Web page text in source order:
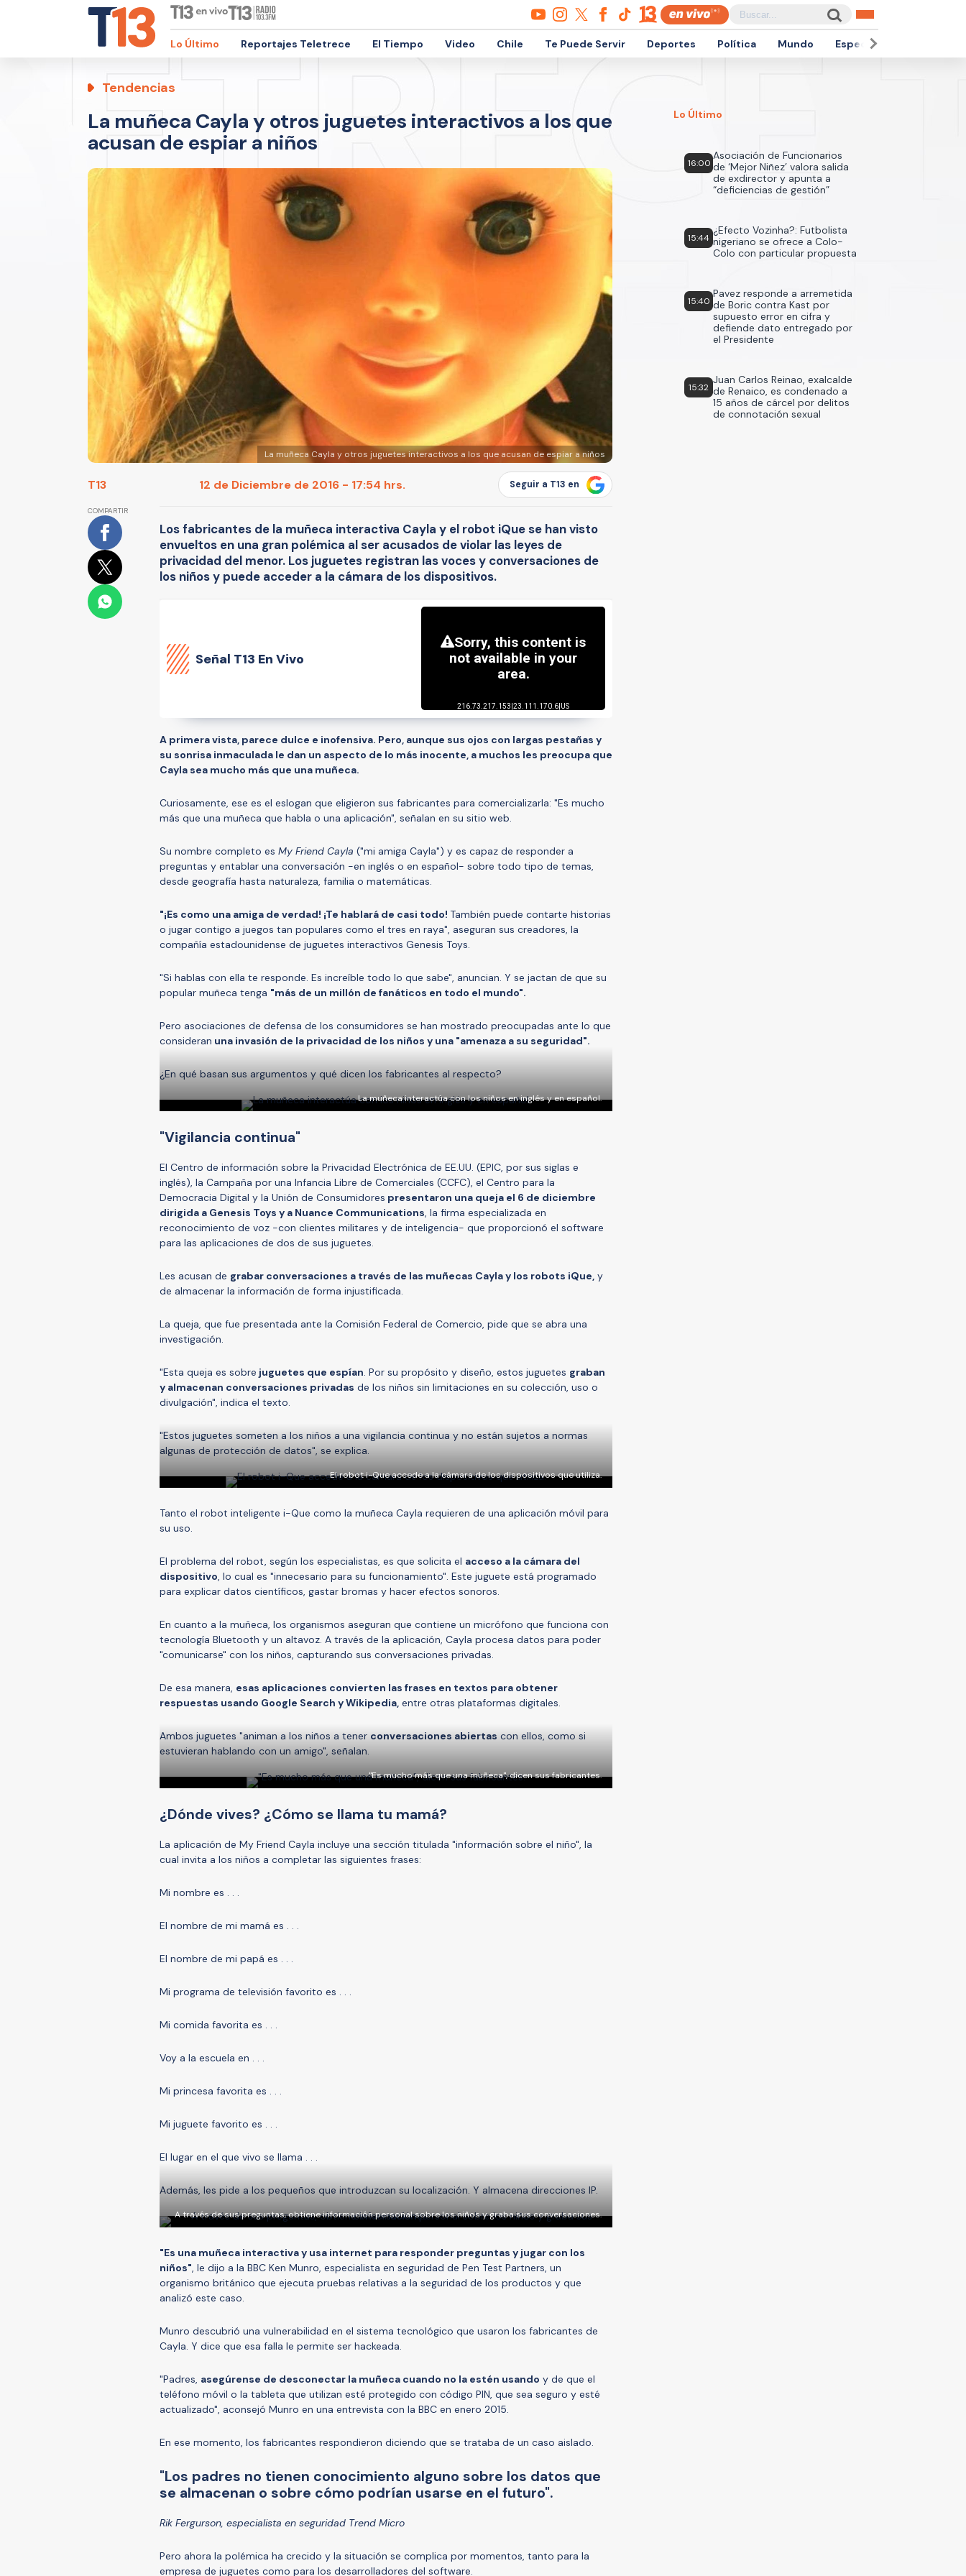
Lo Último Reportajes Teletrece El Tiempo Video Chile Te Puede Servir Deportes Política Mundo Espectáculos
Tendencias
La muñeca Cayla y otros juguetes interactivos a los que
acusan de espiar a niños
La muñeca Cayla y otros juguetes interactivos a los que acusan de espiar a niños
T13 12 de Diciembre de 2016 - 17:54 hrs. Seguir a T13 en
COMPARTIR
Los fabricantes de la muñeca interactiva Cayla y el robot iQue se han visto
envueltos en una gran polémica al ser acusados de violar las leyes de
privacidad del menor. Los juguetes registran las voces y conversaciones de
los niños y puede acceder a la cámara de los dispositivos.
Señal T13 En Vivo
A primera vista, parece dulce e inofensiva. Pero, aunque sus ojos con largas pestañas y
su sonrisa inmaculada le dan un aspecto de lo más inocente, a muchos les preocupa que
Cayla sea mucho más que una muñeca.
Curiosamente, ese es el eslogan que eligieron sus fabricantes para comercializarla: "Es mucho
más que una muñeca que habla o una aplicación", señalan en su sitio web.
Su nombre completo es My Friend Cayla ("mi amiga Cayla") y es capaz de responder a
preguntas y entablar una conversación -en inglés o en español- sobre todo tipo de temas,
desde geografía hasta naturaleza, familia o matemáticas.
"¡Es como una amiga de verdad! ¡Te hablará de casi todo! También puede contarte historias
o jugar contigo a juegos tan populares como el tres en raya", aseguran sus creadores, la
compañía estadounidense de juguetes interactivos Genesis Toys.
"Si hablas con ella te responde. Es increíble todo lo que sabe", anuncian. Y se jactan de que su
popular muñeca tenga "más de un millón de fanáticos en todo el mundo".
Pero asociaciones de defensa de los consumidores se han mostrado preocupadas ante lo que
consideran una invasión de la privacidad de los niños y una "amenaza a su seguridad".
¿En qué basan sus argumentos y qué dicen los fabricantes al respecto?
La muñeca interactúa con los niños en inglés y en español.
"Vigilancia continua"
El Centro de información sobre la Privacidad Electrónica de EE.UU. (EPIC, por sus siglas e
inglés), la Campaña por una Infancia Libre de Comerciales (CCFC), el Centro para la
Democracia Digital y la Unión de Consumidores presentaron una queja el 6 de diciembre
dirigida a Genesis Toys y a Nuance Communications, la firma especializada en
reconocimiento de voz -con clientes militares y de inteligencia- que proporcionó el software
para las aplicaciones de dos de sus juguetes.
Les acusan de grabar conversaciones a través de las muñecas Cayla y los robots iQue, y
de almacenar la información de forma injustificada.
La queja, que fue presentada ante la Comisión Federal de Comercio, pide que se abra una
investigación.
"Esta queja es sobre juguetes que espían. Por su propósito y diseño, estos juguetes graban
y almacenan conversaciones privadas de los niños sin limitaciones en su colección, uso o
divulgación", indica el texto.
"Estos juguetes someten a los niños a una vigilancia continua y no están sujetos a normas
algunas de protección de datos", se explica.
El robot i-Que accede a la cámara de los dispositivos que utiliza.
Tanto el robot inteligente i-Que como la muñeca Cayla requieren de una aplicación móvil para
su uso.
El problema del robot, según los especialistas, es que solicita el acceso a la cámara del
dispositivo, lo cual es "innecesario para su funcionamiento". Este juguete está programado
para explicar datos científicos, gastar bromas y hacer efectos sonoros.
En cuanto a la muñeca, los organismos aseguran que contiene un micrófono que funciona con
tecnología Bluetooth y un altavoz. A través de la aplicación, Cayla procesa datos para poder
"comunicarse" con los niños, capturando sus conversaciones privadas.
De esa manera, esas aplicaciones convierten las frases en textos para obtener
respuestas usando Google Search y Wikipedia, entre otras plataformas digitales.
Ambos juguetes "animan a los niños a tener conversaciones abiertas con ellos, como si
estuvieran hablando con un amigo", señalan.
"Es mucho más que una muñeca", dicen sus fabricantes.
¿Dónde vives? ¿Cómo se llama tu mamá?
La aplicación de My Friend Cayla incluye una sección titulada "información sobre el niño", la
cual invita a los niños a completar las siguientes frases:
Mi nombre es . . .
El nombre de mi mamá es . . .
El nombre de mi papá es . . .
Mi programa de televisión favorito es . . .
Mi comida favorita es . . .
Voy a la escuela en . . .
Mi princesa favorita es . . .
Mi juguete favorito es . . .
El lugar en el que vivo se llama . . .
Además, les pide a los pequeños que introduzcan su localización. Y almacena direcciones IP.
A través de sus preguntas, obtiene información personal sobre los niños y graba sus conversaciones.
"Es una muñeca interactiva y usa internet para responder preguntas y jugar con los
niños", le dijo a la BBC Ken Munro, especialista en seguridad de Pen Test Partners, un
organismo británico que ejecuta pruebas relativas a la seguridad de los productos y que
analizó este caso.
Munro descubrió una vulnerabilidad en el sistema tecnológico que usaron los fabricantes de
Cayla. Y dice que esa falla le permite ser hackeada.
"Padres, asegúrense de desconectar la muñeca cuando no la estén usando y de que el
teléfono móvil o la tableta que utilizan esté protegido con código PIN, que sea seguro y esté
actualizado", aconsejó Munro en una entrevista con la BBC en enero 2015.
En ese momento, los fabricantes respondieron diciendo que se trataba de un caso aislado.
"Los padres no tienen conocimiento alguno sobre los datos que
se almacenan o sobre cómo podrían usarse en el futuro".
Rik Fergurson, especialista en seguridad Trend Micro
Pero ahora la polémica ha crecido y la situación se complica por momentos, tanto para la
empresa de juguetes como para los desarrolladores del software.
Lo Último
16:00
Asociación de Funcionarios
de ‘Mejor Niñez’ valora salida
de exdirector y apunta a
“deficiencias de gestión”
15:44
¿Efecto Vozinha?: Futbolista
nigeriano se ofrece a Colo-
Colo con particular propuesta
15:40
Pavez responde a arremetida
de Boric contra Kast por
supuesto error en cifra y
defiende dato entregado por
el Presidente
15:32
Juan Carlos Reinao, exalcalde
de Renaico, es condenado a
15 años de cárcel por delitos
de connotación sexual